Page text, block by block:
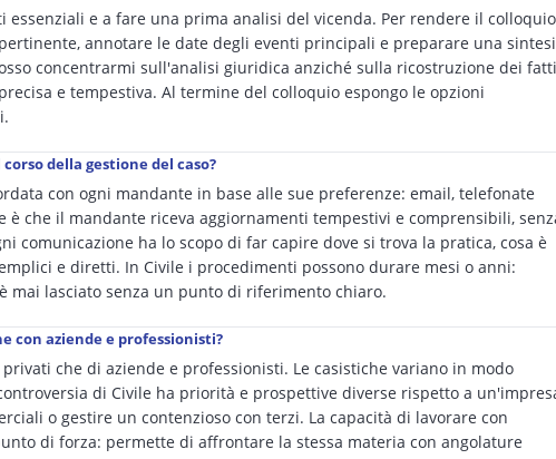
e a fare una prima analisi del vicenda. Per rendere il colloquio
annotare le date degli eventi principali e preparare una sintesi
concentrarmi sull'analisi giuridica anziché sulla ricostruzione dei
e tempestiva. Al termine del colloquio espongo le opzioni
della gestione del caso?
con ogni mandante in base alle sue preferenze: email, telefonate
è che il mandante riceva aggiornamenti tempestivi e comprensibili,
comunicazione ha lo scopo di far capire dove si trova la pratica, cosa è
e diretti. In Civile i procedimenti possono durare mesi o anni:
mai lasciato senza un punto di riferimento chiaro.
con aziende e professionisti?
che di aziende e professionisti. Le casistiche variano in modo
di Civile ha priorità e prospettive diverse rispetto a
o gestire un contenzioso con terzi. La capacità di lavorare con
di forza: permette di affrontare la stessa materia con angolature